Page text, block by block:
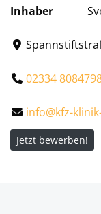
Inhaber
02334
info@kfz-
Jetzt bewerben!